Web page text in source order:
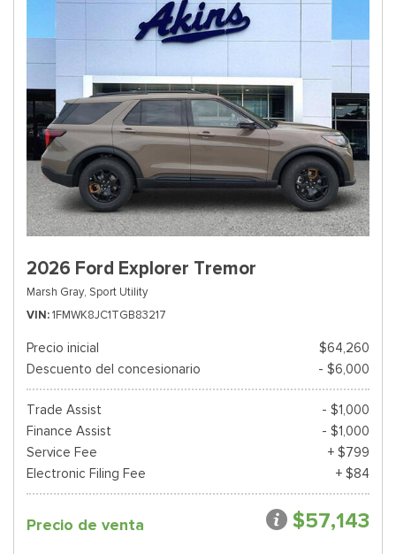
2026 Ford Explorer Tremor
Marsh Gray, Sport Utility
VIN 1FMWK8JC1TGB83217
Precio inicial
$64,260
Descuento del concesionario
- $6,000
Trade Assist
- $1,000
Finance Assist
- $1,000
Service Fee
+ $799
Electronic Filing Fee
+ $84
Precio de venta $57,143